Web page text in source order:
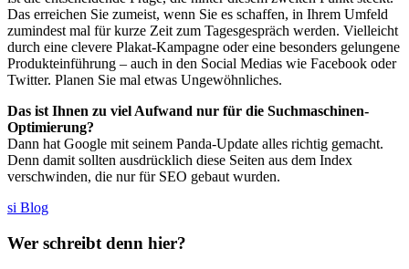
Das erreichen Sie zumeist, wenn Sie es schaffen, in Ihrem Umfeld
zumindest mal für kurze Zeit zum Tagesgespräch werden. Vielleicht
durch eine clevere Plakat-Kampagne oder eine besonders gelungene
Produkteinführung – auch in den Social Medias wie Facebook oder
Twitter. Planen Sie mal etwas Ungewöhnliches.
Das ist Ihnen zu viel Aufwand nur für die Suchmaschinen-
Optimierung?
Dann hat Google mit seinem Panda-Update alles richtig gemacht.
Denn damit sollten ausdrücklich diese Seiten aus dem Index
verschwinden, die nur für SEO gebaut wurden.
si Blog
Wer schreibt denn hier?